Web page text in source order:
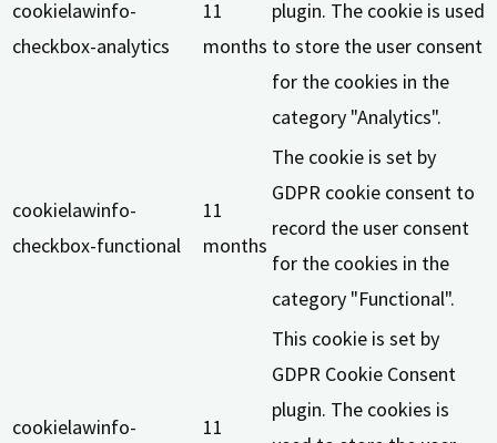
cookielawinfo-
checkbox-analytics
11
months
plugin. The cookie is used
to store the user consent
for the cookies in the
category "Analytics".
cookielawinfo-
checkbox-functional
11
months
The cookie is set by
GDPR cookie consent to
record the user consent
for the cookies in the
category "Functional".
cookielawinfo-
11
This cookie is set by
GDPR Cookie Consent
plugin. The cookies is